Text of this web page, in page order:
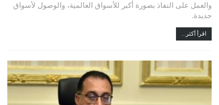
والعمل على النفاذ بصورة أكبر للأسواق العالمية، والوصول لأسواق
جديدة.
اقرأ أكثر...